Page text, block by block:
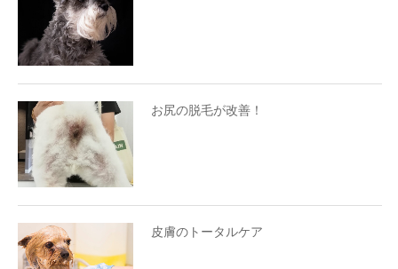
お尻の脱毛が改善！
皮膚のトータルケア